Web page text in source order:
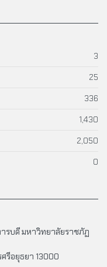
3
25
336
1,430
2,050
0
ารบดี มหาวิทยาลัยราชภัฏ
รีอยุธยา 13000